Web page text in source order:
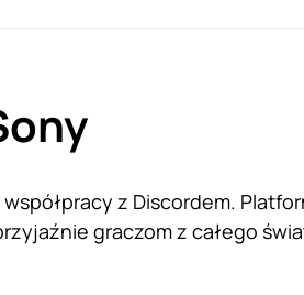
z Discordem.
graczom z całego